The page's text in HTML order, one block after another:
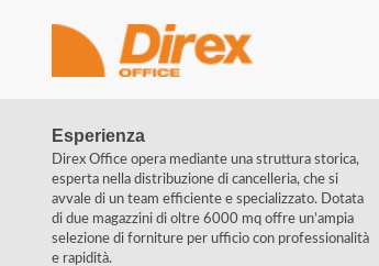
Esperienza
Direx Office opera mediante una struttura storica,
esperta nella distribuzione di cancelleria, che si
avvale di un team efficiente e specializzato. Dotata
di due magazzini di oltre 6000 mq offre un’ampia
selezione di forniture per ufficio con professionalità
e rapidità.